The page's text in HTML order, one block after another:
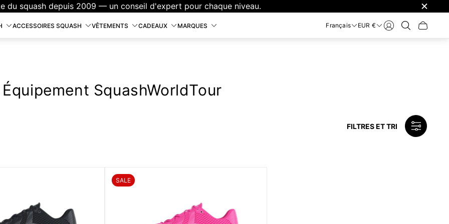
Livraison offerte en France dès 110 € d'achat.
ACCESSOIRES SQUASH VÊTEMENTS CADEAUX MARQUES Français EUR €
Tiroir
Équipement SquashWorldTour
FILTRES ET TRI
ÉTIQUETTE
DU
SALE